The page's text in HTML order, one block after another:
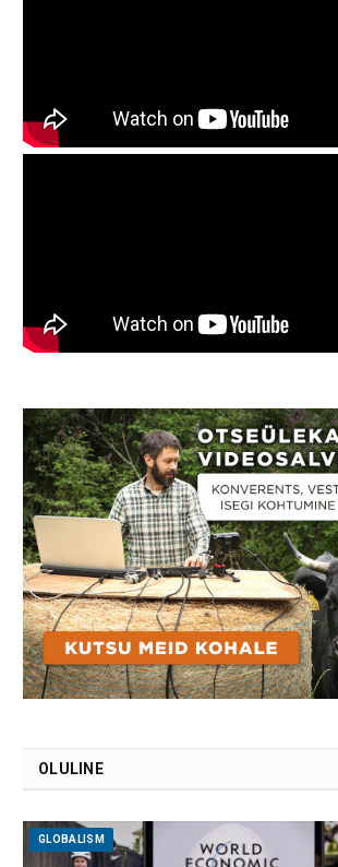
OLULINE
GLOBALISM